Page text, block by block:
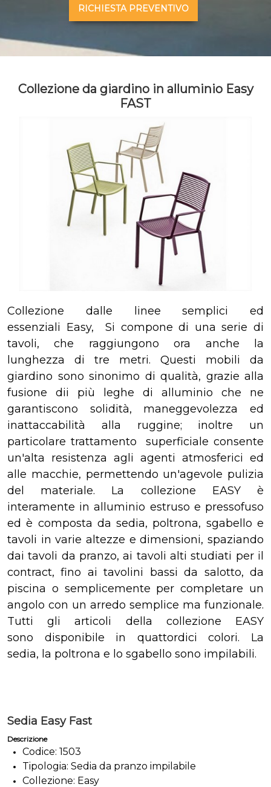
RICHIESTA PREVENTIVO
Collezione da giardino in alluminio Easy
FAST
Collezione dalle linee semplici ed
essenziali Easy, Si compone di una serie di
tavoli, che raggiungono ora anche la
lunghezza di tre metri. Questi mobili da
giardino sono sinonimo di qualità, grazie alla
fusione dii più leghe di alluminio che ne
garantiscono solidità, maneggevolezza ed
inattaccabilità alla ruggine; inoltre un
particolare trattamento superficiale consente
un'alta resistenza agli agenti atmosferici ed
alle macchie, permettendo un'agevole pulizia
del materiale. La collezione EASY è
interamente in alluminio estruso e pressofuso
ed è composta da sedia, poltrona, sgabello e
tavoli in varie altezze e dimensioni, spaziando
dai tavoli da pranzo, ai tavoli alti studiati per il
contract, fino ai tavolini bassi da salotto, da
piscina o semplicemente per completare un
angolo con un arredo semplice ma funzionale.
Tutti gli articoli della collezione EASY
sono disponibile in quattordici colori. La
sedia, la poltrona e lo sgabello sono impilabili.
Sedia Easy Fast
Descrizione
Codice: 1503
Tipologia: Sedia da pranzo impilabile
Collezione: Easy